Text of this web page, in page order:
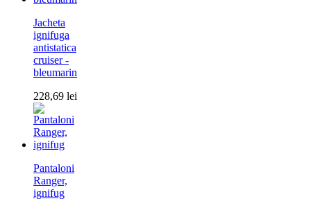
Jacheta
ignifuga
antistatica
cruiser -
bleumarin
228,69 lei
Pantaloni
Ranger,
ignifug